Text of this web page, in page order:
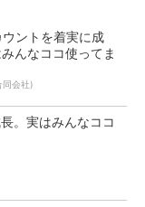
ントを着実に成
んなココ使ってま
同会社)
。実はみんなココ